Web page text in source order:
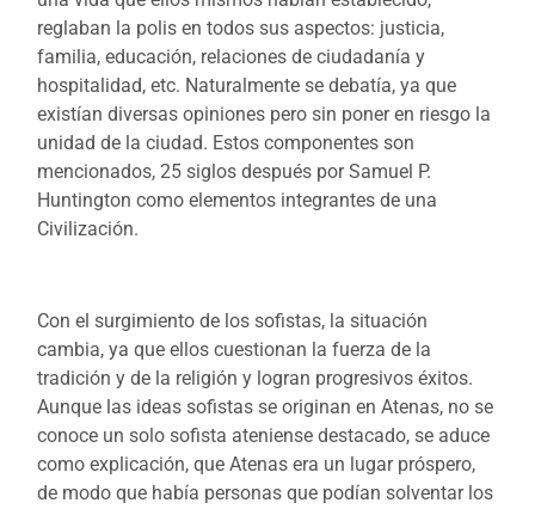
reglaban la polis en todos sus aspectos: justicia,
familia, educación, relaciones de ciudadanía y
hospitalidad, etc. Naturalmente se debatía, ya que
existían diversas opiniones pero sin poner en riesgo la
unidad de la ciudad. Estos componentes son
mencionados, 25 siglos después por Samuel P.
Huntington como elementos integrantes de una
Civilización.
Con el surgimiento de los sofistas, la situación
cambia, ya que ellos cuestionan la fuerza de la
tradición y de la religión y logran progresivos éxitos.
Aunque las ideas sofistas se originan en Atenas, no se
conoce un solo sofista ateniense destacado, se aduce
como explicación, que Atenas era un lugar próspero,
de modo que había personas que podían solventar los